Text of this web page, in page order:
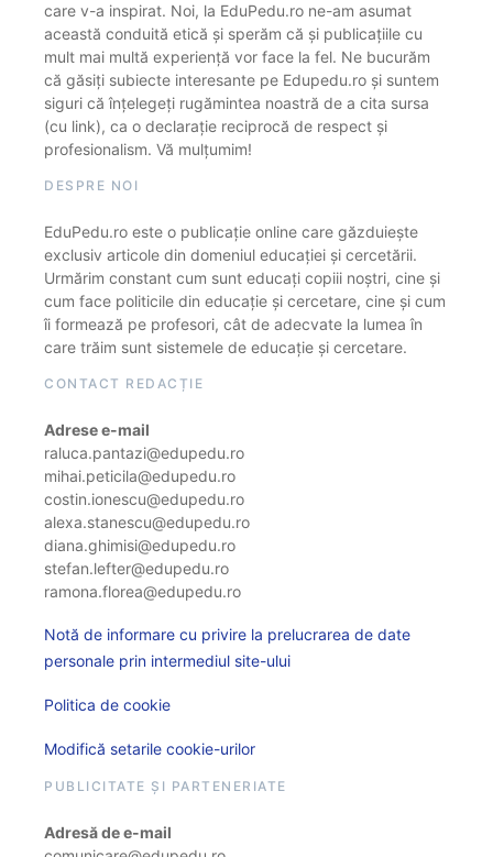
care v-a inspirat. Noi, la EduPedu.ro ne-am asumat
această conduită etică și sperăm că și publicațiile cu
mult mai multă experiență vor face la fel. Ne bucurăm
că găsiți subiecte interesante pe Edupedu.ro și suntem
siguri că înțelegeți rugămintea noastră de a cita sursa
(cu link), ca o declarație reciprocă de respect și
profesionalism. Vă mulțumim!
DESPRE NOI
EduPedu.ro este o publicație online care găzduiește
exclusiv articole din domeniul educației și cercetării.
Urmărim constant cum sunt educați copiii noștri, cine și
cum face politicile din educație și cercetare, cine și cum
îi formează pe profesori, cât de adecvate la lumea în
care trăim sunt sistemele de educație și cercetare.
CONTACT REDACȚIE
Adrese e-mail
raluca.pantazi@edupedu.ro
mihai.peticila@edupedu.ro
costin.ionescu@edupedu.ro
alexa.stanescu@edupedu.ro
diana.ghimisi@edupedu.ro
stefan.lefter@edupedu.ro
ramona.florea@edupedu.ro
Notă de informare cu privire la prelucrarea de date
personale prin intermediul site-ului
Politica de cookie
Modifică setarile cookie-urilor
PUBLICITATE ȘI PARTENERIATE
Adresă de e-mail